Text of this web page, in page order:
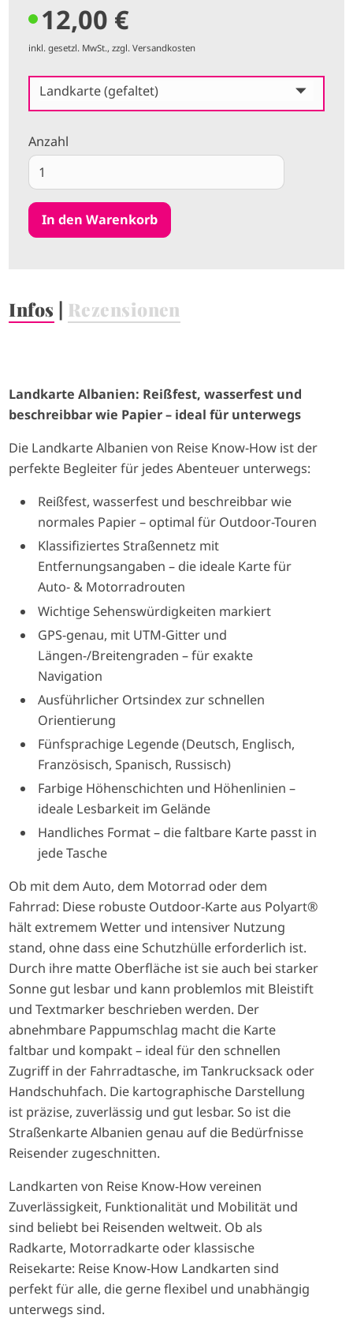
12,00 €
inkl. gesetzl. MwSt., zzgl. Versandkosten
Landkarte (gefaltet)
Anzahl
Infos | Rezensionen
Landkarte Albanien: Reißfest, wasserfest und
beschreibbar wie Papier – ideal für unterwegs
Die Landkarte Albanien von Reise Know-How ist der
perfekte Begleiter für jedes Abenteuer unterwegs:
Reißfest, wasserfest und beschreibbar wie
normales Papier – optimal für Outdoor-Touren
Klassifiziertes Straßennetz mit
Entfernungsangaben – die ideale Karte für
Auto- & Motorradrouten
Wichtige Sehenswürdigkeiten markiert
GPS-genau, mit UTM-Gitter und
Längen-/Breitengraden – für exakte
Navigation
Ausführlicher Ortsindex zur schnellen
Orientierung
Fünfsprachige Legende (Deutsch, Englisch,
Französisch, Spanisch, Russisch)
Farbige Höhenschichten und Höhenlinien –
ideale Lesbarkeit im Gelände
Handliches Format – die faltbare Karte passt in
jede Tasche
Ob mit dem Auto, dem Motorrad oder dem
Fahrrad: Diese robuste Outdoor-Karte aus Polyart®
hält extremem Wetter und intensiver Nutzung
stand, ohne dass eine Schutzhülle erforderlich ist.
Durch ihre matte Oberfläche ist sie auch bei starker
Sonne gut lesbar und kann problemlos mit Bleistift
und Textmarker beschrieben werden. Der
abnehmbare Pappumschlag macht die Karte
faltbar und kompakt – ideal für den schnellen
Zugriff in der Fahrradtasche, im Tankrucksack oder
Handschuhfach. Die kartographische Darstellung
ist präzise, zuverlässig und gut lesbar. So ist die
Straßenkarte Albanien genau auf die Bedürfnisse
Reisender zugeschnitten.
Landkarten von Reise Know-How vereinen
Zuverlässigkeit, Funktionalität und Mobilität und
sind beliebt bei Reisenden weltweit. Ob als
Radkarte, Motorradkarte oder klassische
Reisekarte: Reise Know-How Landkarten sind
perfekt für alle, die gerne flexibel und unabhängig
unterwegs sind.